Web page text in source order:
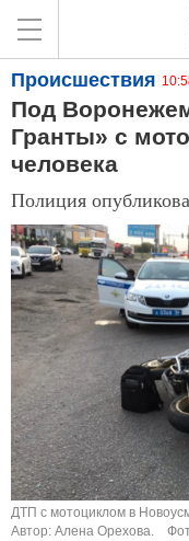
Происшествия
Под
Гранты» с
человека
Полиция
ДТП с мотоциклом в
Автор: Алена Орехова.